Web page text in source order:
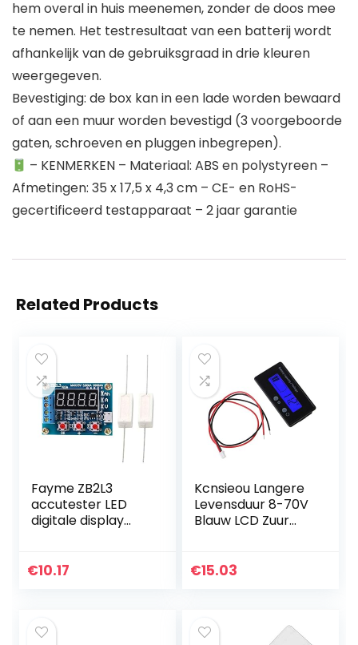
hem overal in huis meenemen, zonder de doos mee
te nemen. Het testresultaat van een batterij wordt
afhankelijk van de gebruiksgraad in drie kleuren
weergegeven.
Bevestiging: de box kan in een lade worden bewaard
of aan een muur worden bevestigd (3 voorgeboorde
gaten, schroeven en pluggen inbegrepen).
– KENMERKEN – Materiaal: ABS en polystyreen –
Afmetingen: 35 x 17,5 x 4,3 cm – CE- en RoHS-
gecertificeerd testapparaat – 2 jaar garantie
Related Products
Fayme ZB2L3
accutester LED
digitale display
test weerstand
€10.17
Kcnsieou Langere
Levensduur 8-70V
Blauw LCD Zuur
Indicator
€15.03